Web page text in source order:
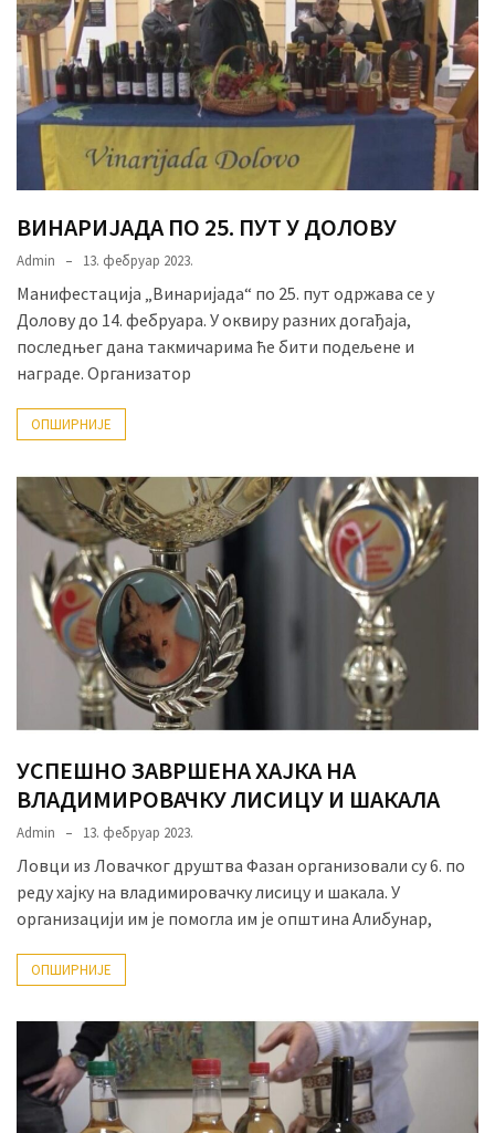
ВИНАРИЈАДА ПО 25. ПУТ У ДОЛОВУ
Admin 13. фебруар 2023.
Манифестација „Винаријада“ по 25. пут одржава се у
Долову до 14. фебруара. У оквиру разних догађаја,
последњег дана такмичарима ће бити подељене и
награде. Организатор
ОПШИРНИЈЕ
УСПЕШНО ЗАВРШЕНА ХАЈКА НА
ВЛАДИМИРОВАЧКУ ЛИСИЦУ И ШАКАЛА
Admin 13. фебруар 2023.
Ловци из Ловачког друштва Фазан организовали су 6. по
реду хајку на владимировачку лисицу и шакала. У
организацији им је помогла им је општина Алибунар,
ОПШИРНИЈЕ